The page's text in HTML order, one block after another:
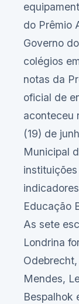
do Prêmio
Governo
colégios
notas da
oficial de
aconteceu
(19) de
Municipal
Educação
As sete
Londrina
Mendes,
Bespalhok